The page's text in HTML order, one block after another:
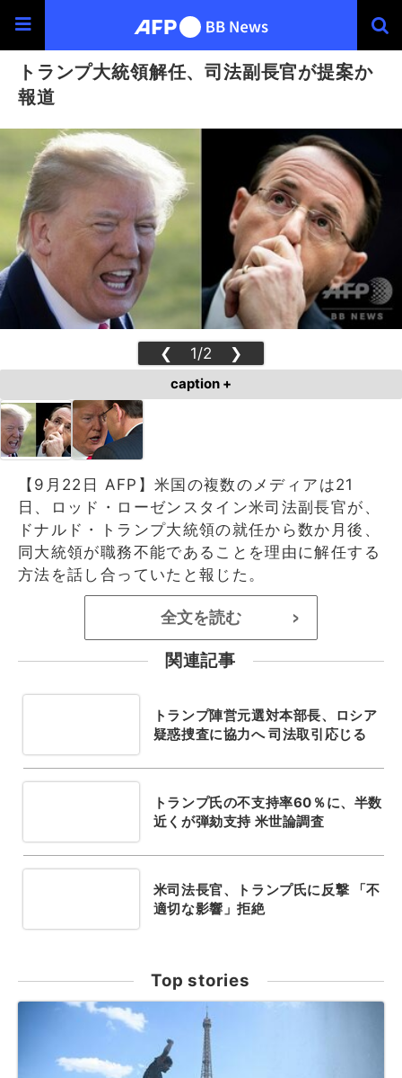
トランプ大統領解任、司法副長官が提案か
報道
❮ 1/2 ❯
caption +
【9月22日 AFP】米国の複数のメディアは21
日、ロッド・ローゼンスタイン米司法副長官が、
ドナルド・トランプ大統領の就任から数か月後、
同大統領が職務不能であることを理由に解任する
方法を話し合っていたと報じた。
全文を読む >
関連記事
トランプ陣営元選対本部長、ロシア
疑惑捜査に協力へ 司法取引応じる
トランプ氏の不支持率60％に、半数
近くが弾劾支持 米世論調査
米司法長官、トランプ氏に反撃 「不
適切な影響」拒絶
Top stories